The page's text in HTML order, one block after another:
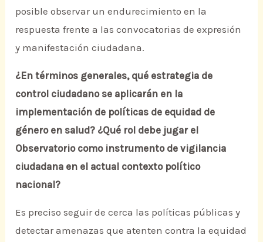
posible observar un endurecimiento en la
respuesta frente a las convocatorias de expresión
y manifestación ciudadana.
¿En términos generales, qué estrategia de
control ciudadano se aplicarán en la
implementación de políticas de equidad de
género en salud? ¿Qué rol debe jugar el
Observatorio como instrumento de vigilancia
ciudadana en el actual contexto político
nacional?
Es preciso seguir de cerca las políticas públicas y
detectar amenazas que atenten contra la equidad